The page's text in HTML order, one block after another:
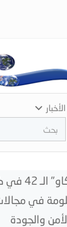
الأخبار
خلال أعمال
في
والجودة